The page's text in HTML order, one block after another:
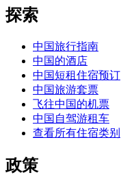
探索
中国旅行指南
中国的酒店
中国短租住宿预订
中国旅游套票
飞往中国的机票
中国自驾游租车
查看所有住宿类别
政策